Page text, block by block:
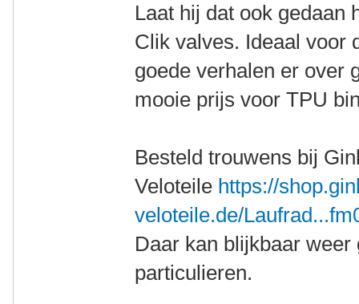
Laat hij dat ook gedaan
Clik valves. Ideaal voor
goede verhalen er over
mooie prijs voor TPU
Besteld trouwens bij
Veloteile https://
veloteile.de/
Daar kan blijkbaar
particulieren.